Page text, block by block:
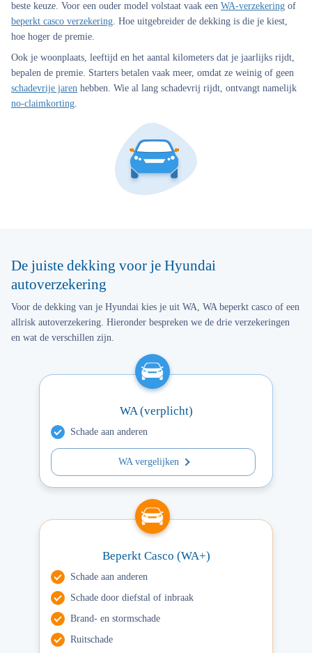
beste keuze. Voor een ouder model volstaat vaak een WA-verzekering of
beperkt casco verzekering. Hoe uitgebreider de dekking is die je kiest,
hoe hoger de premie.
Ook je woonplaats, leeftijd en het aantal kilometers dat je jaarlijks rijdt,
bepalen de premie. Starters betalen vaak meer, omdat ze weinig of geen
schadevrije jaren hebben. Wie al lang schadevrij rijdt, ontvangt namelijk
no-claimkorting.
De juiste dekking voor je Hyundai
autoverzekering
Voor de dekking van je Hyundai kies je uit WA, WA beperkt casco of een
allrisk autoverzekering. Hieronder bespreken we de drie verzekeringen
en wat de verschillen zijn.
WA (verplicht)
Schade aan anderen
WA vergelijken
Beperkt Casco (WA+)
Schade aan anderen
Schade door diefstal of inbraak
Brand- en stormschade
Ruitschade